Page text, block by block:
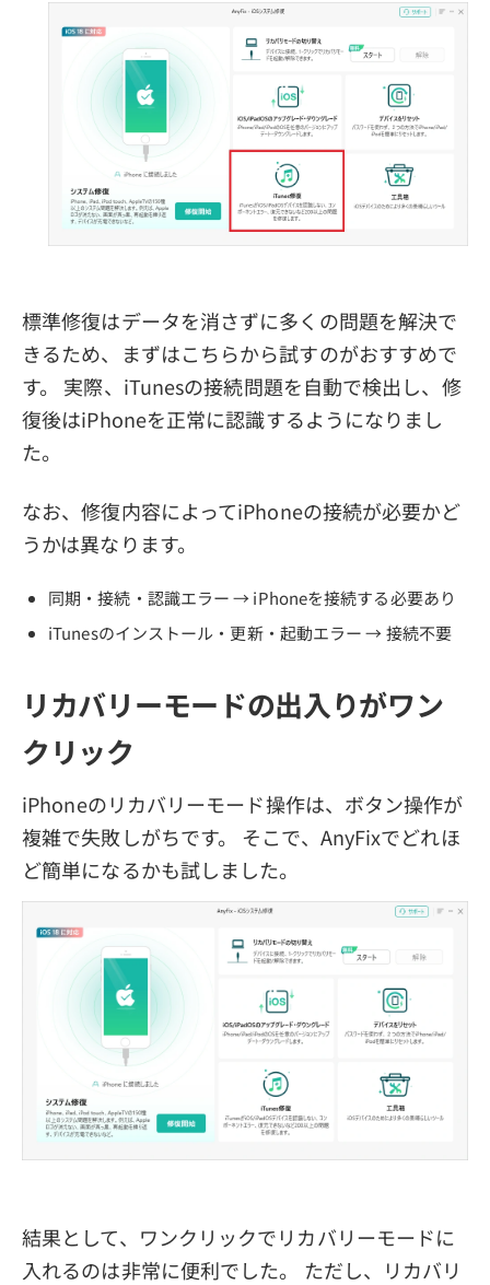
標準修復はデータを消さずに多くの問題を解決で
きるため、まずはこちらから試すのがおすすめで
す。 実際、iTunesの接続問題を自動で検出し、修
復後はiPhoneを正常に認識するようになりまし
た。
なお、修復内容によってiPhoneの接続が必要かど
うかは異なります。
同期・接続・認識エラー → iPhoneを接続する必要あり
iTunesのインストール・更新・起動エラー → 接続不要
リカバリーモードの出入りがワン
クリック
iPhoneのリカバリーモード操作は、ボタン操作が
複雑で失敗しがちです。 そこで、AnyFixでどれほ
ど簡単になるかも試しました。
結果として、ワンクリックでリカバリーモードに
入れるのは非常に便利でした。 ただし、リカバリ